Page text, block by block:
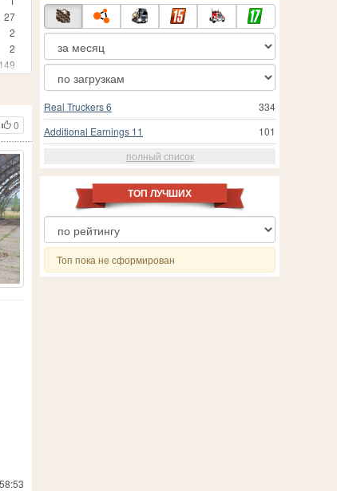
27
2
2
149
0
334
Real Truckers 6
101
Additional Earnings 11
полный список
ТОП ЛУЧШИХ
Топ пока не сформирован